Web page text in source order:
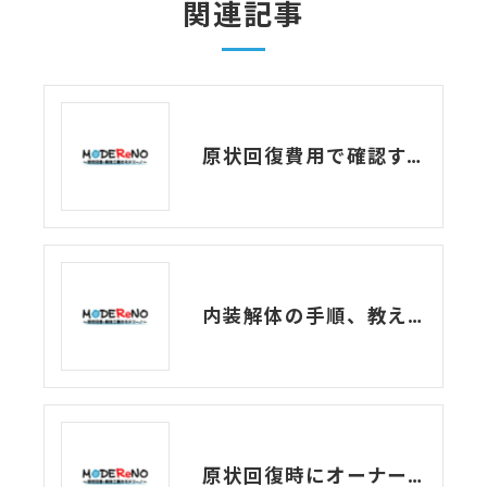
関連記事
原状回復費用で確認すべき注意点とトラブル事例
内装解体の手順、教えます！
原状回復時にオーナー側が負担するものは？